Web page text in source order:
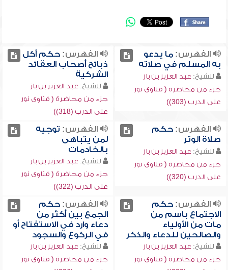
الفهرس:ما يدعو
به المسلم في صلاته
للشيخ: عبد العزيز بن باز
جزء من محاضرة ( فتاوى نور
على الدرب (303))
الفهرس:حكم أكل
ذبائح أصحاب العقائد
الشركية
للشيخ: عبد العزيز بن باز
جزء من محاضرة ( فتاوى نور
على الدرب (318))
الفهرس:حكم
صلاة الوتر
للشيخ: عبد العزيز بن باز
جزء من محاضرة ( فتاوى نور
على الدرب (320))
الفهرس: توجيه
لمن يتباهى
بالخادمات
للشيخ: عبد العزيز بن باز
جزء من محاضرة ( فتاوى نور
على الدرب (322))
الفهرس:حكم
الاجتماع باسم من
مات من الأولياء
والصالحين للدعاء والذكر
للشيخ: عبد العزيز بن باز
جزء من محاضرة ( فتاوى نور
الفهرس:حكم
الجمع بين أكثر من
دعاء وارد في الاستفتاح أو
في الركوع والسجود
للشيخ: عبد العزيز بن باز
جزء من محاضرة ( فتاوى نور